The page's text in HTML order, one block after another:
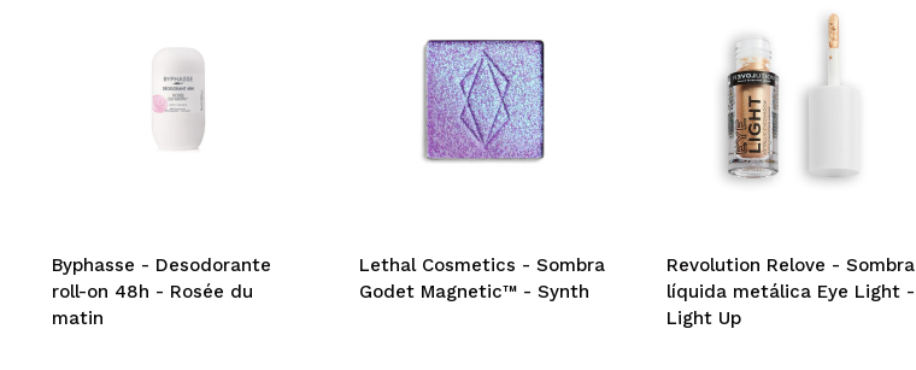
Byphasse - Desodorante
roll-on 48h - Rosée du
matin
Lethal Cosmetics - Sombra
Godet Magnetic™ - Synth
Revolution Relove - Sombra
líquida metálica Eye Light -
Light Up